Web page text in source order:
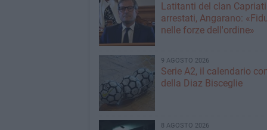
Latitanti del clan Capriati
arrestati, Angarano:
nelle forze dell'ordine»
9 AGOSTO 2026
Serie A2, il calendario
della Diaz Bisceglie
8 AGOSTO 2026